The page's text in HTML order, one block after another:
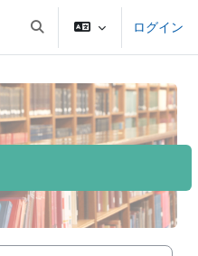
検索入力に切り替える
ログイン